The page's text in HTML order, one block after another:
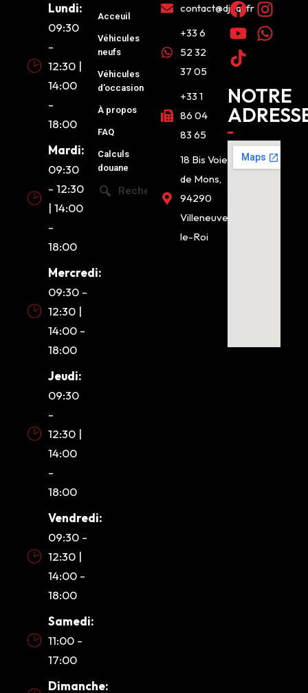
Lundi:
09:30
-
12:30 |
14:00
-
18:00
Mardi:
09:30
- 12:30
| 14:00
-
18:00
Mercredi:
09:30 -
12:30 |
14:00 -
18:00
Jeudi:
09:30
-
12:30 |
14:00
-
18:00
Vendredi:
09:30 -
12:30 |
14:00 -
18:00
Samedi:
11:00 -
17:00
Dimanche:
Acceuil
Véhicules
neufs
Véhicules
d’occasion
À propos
FAQ
Calculs
douane
Recherche
contact@djcar.fr
+33 6
52 32
37 05
+33 1
86 04
83 65
18 Bis Voie
de Mons,
94290
Villeneuve-
le-Roi
NOTRE